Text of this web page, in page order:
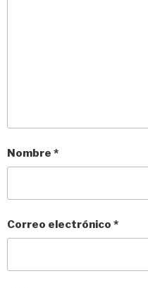
Nombre *
Correo electrónico *